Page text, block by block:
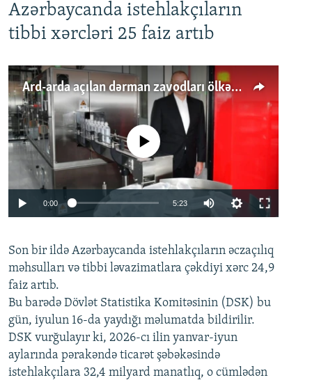
Azərbaycanda istehlakçıların
tibbi xərcləri 25 faiz artıb
Ard-arda açılan dərman zavodları ölkənin tələbatını ödəyirmi?
Auto 240p 360p 480p
720p 1080p
No media source currently available
0:00 5:23
360p
480p
720p
1080p
Son bir ildə Azərbaycanda istehlakçıların əczaçılıq
məhsulları və tibbi ləvazimatlara çəkdiyi xərc 24,9
faiz artıb.
Bu barədə Dövlət Statistika Komitəsinin (DSK) bu
gün, iyulun 16-da yaydığı məlumatda bildirilir.
DSK vurğulayır ki, 2026-cı ilin yanvar-iyun
aylarında pərakəndə ticarət şəbəkəsində
istehlakçılara 32,4 milyard manatlıq, o cümlədən